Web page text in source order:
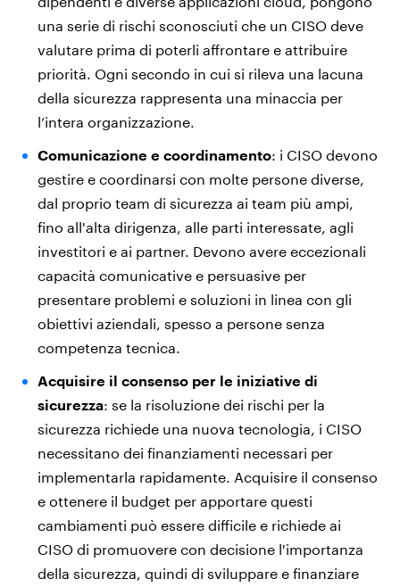
una serie di rischi sconosciuti che un CISO deve
valutare prima di poterli affrontare e attribuire
priorità. Ogni secondo in cui si rileva una lacuna
della sicurezza rappresenta una minaccia per
l’intera organizzazione.
Comunicazione e coordinamento: i CISO devono
gestire e coordinarsi con molte persone diverse,
dal proprio team di sicurezza ai team più ampi,
fino all'alta dirigenza, alle parti interessate, agli
investitori e ai partner. Devono avere eccezionali
capacità comunicative e persuasive per
presentare problemi e soluzioni in linea con gli
obiettivi aziendali, spesso a persone senza
competenza tecnica.
Acquisire il consenso per le iniziative di
sicurezza: se la risoluzione dei rischi per la
sicurezza richiede una nuova tecnologia, i CISO
necessitano dei finanziamenti necessari per
implementarla rapidamente. Acquisire il consenso
e ottenere il budget per apportare questi
cambiamenti può essere difficile e richiede ai
CISO di promuovere con decisione l'importanza
della sicurezza, quindi di sviluppare e finanziare